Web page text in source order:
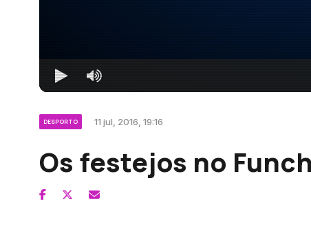
DESPORTO 11 jul, 2016, 19:16
Os festejos no